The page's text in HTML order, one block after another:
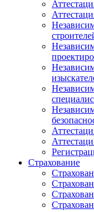
Страхование